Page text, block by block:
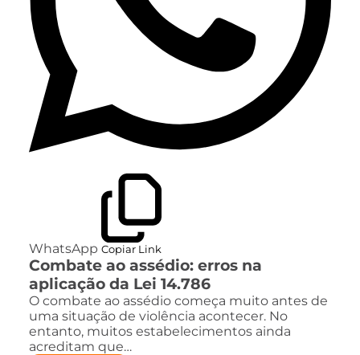
WhatsApp Copiar Link
Combate ao assédio: erros na
aplicação da Lei 14.786
O combate ao assédio começa muito antes de
uma situação de violência acontecer. No
entanto, muitos estabelecimentos ainda
acreditam que…